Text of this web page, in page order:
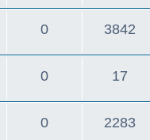
覆
看
0回
覆
3842
看
0回
覆
17
看
0回
2283觀